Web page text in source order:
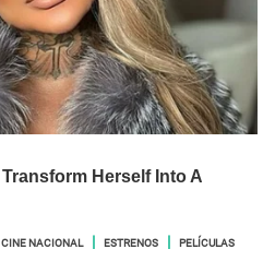
CINE NACIONAL ESTRENOS
PELÍCULAS